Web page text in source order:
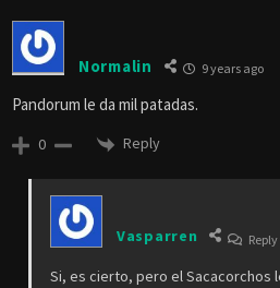
Normalin 9 years ago
Pandorum le da mil patadas.
0 Reply
Vasparren
Si, es cierto, pero el Sacacorchos